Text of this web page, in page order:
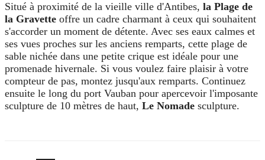
Situé à proximité de la vieille ville d'Antibes, la Plage de
la Gravette offre un cadre charmant à ceux qui souhaitent
s'accorder un moment de détente. Avec ses eaux calmes et
ses vues proches sur les anciens remparts, cette plage de
sable nichée dans une petite crique est idéale pour une
promenade hivernale. Si vous voulez faire plaisir à votre
compteur de pas, montez jusqu'aux remparts. Continuez
ensuite le long du port Vauban pour apercevoir l'imposante
sculpture de 10 mètres de haut, Le Nomade sculpture.